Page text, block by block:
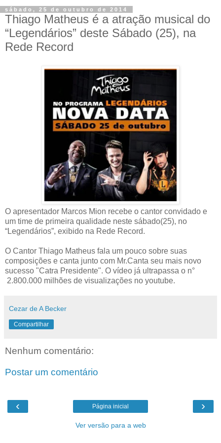
sábado, 25 de outubro de 2014
Thiago Matheus é a atração musical do
“Legendários” deste Sábado (25), na
Rede Record
O apresentador Marcos Mion recebe o cantor convidado e
um time de primeira qualidade neste sábado(25), no
“Legendários”, exibido na Rede Record.
O Cantor Thiago Matheus fala um pouco sobre suas
composições e canta junto com Mr.Canta seu mais novo
sucesso "Catra Presidente". O vídeo já ultrapassa o n°
2.800.000 milhões de visualizações no youtube.
Cezar de A Becker
Compartilhar
Nenhum comentário:
Postar um comentário
‹ ›
Página inicial
Ver versão para a web